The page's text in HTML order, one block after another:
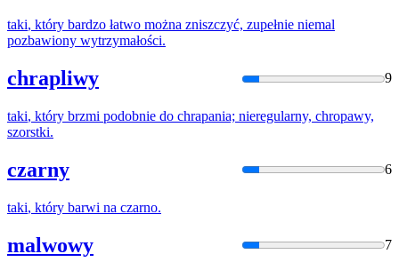
taki, który bardzo łatwo można zniszczyć, zupełnie niemal
pozbawiony wytrzymałości.
chrapliwy 9
taki, który brzmi podobnie do chrapania; nieregularny, chropawy,
szorstki.
czarny 6
taki, który barwi na czarno.
malwowy 7